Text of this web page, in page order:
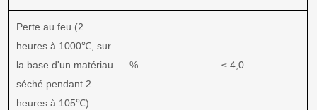
Perte au feu (2
heures à 1000℃, sur
la base d'un matériau
séché pendant 2
heures à 105℃)
% ≤ 4,0